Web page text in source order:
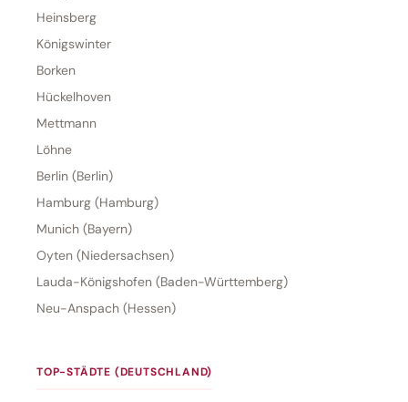
Heinsberg
Königswinter
Borken
Hückelhoven
Mettmann
Löhne
Berlin (Berlin)
Hamburg (Hamburg)
Munich (Bayern)
Oyten (Niedersachsen)
Lauda-Königshofen (Baden-Württemberg)
Neu-Anspach (Hessen)
TOP-STÄDTE (DEUTSCHLAND)